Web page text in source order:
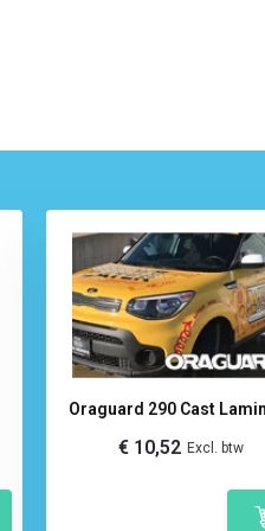
Oraguard 290 Cast
€ 10,52 Excl. btw